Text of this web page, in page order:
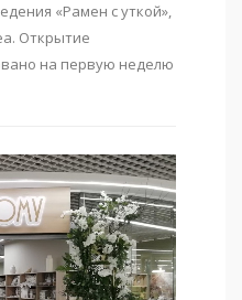
«Рамен с уткой»,
Открытие
на первую неделю